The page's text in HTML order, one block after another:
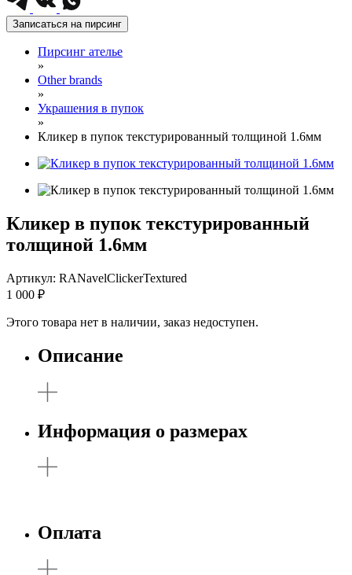
Записаться на пирсинг
Пирсинг ателье
»
Other brands
»
Украшения в пупок
»
Кликер в пупок текстурированный толщиной 1.6мм
Кликер в пупок текстурированный
толщиной 1.6мм
Артикул: RANavelClickerTextured
1 000 ₽
Этого товара нет в наличии, заказ недоступен.
Описание
Информация о размерах
Оплата